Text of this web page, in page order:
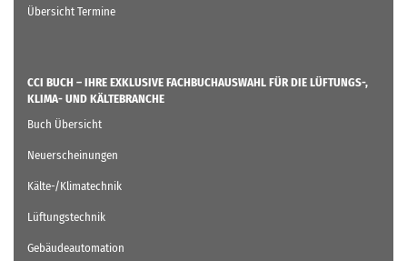
Übersicht Termine
CCI BUCH – IHRE EXKLUSIVE FACHBUCHAUSWAHL FÜR DIE LÜFTUNGS-,
KLIMA- UND KÄLTEBRANCHE
Buch Übersicht
Neuerscheinungen
Kälte-/Klimatechnik
Lüftungstechnik
Gebäudeautomation